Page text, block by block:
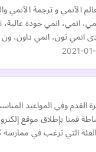
و ترجمة الآنمي
انمي، انمي جودة
انمي تون، انمي داون،
2021-
‏وفي المواعيد
قمنا بإطلاق موقع
التي ترغب في ممارسة